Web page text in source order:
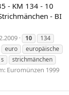
- KM 134 - 10
- BI
10
134
euro
europäische
s
strichmänchen
Euromünzen 1999